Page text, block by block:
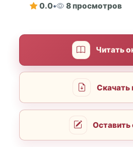
0.0• 8 просмотров
Читать
Скачать
Оставить